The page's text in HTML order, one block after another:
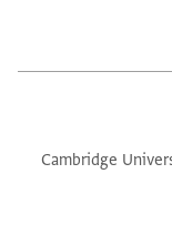
Cambridge